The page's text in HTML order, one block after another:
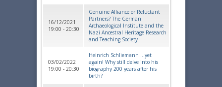
16/12/2021
19:00 - 20:30
Genuine Alliance or Reluctant
Partners? The German
Archaeological Institute and the
Nazi Ancestral Heritage Research
and Teaching Society
03/02/2022
19:00 - 20:30
Heinrich Schliemann …yet
again! Why still delve into his
biography 200 years after his
birth?